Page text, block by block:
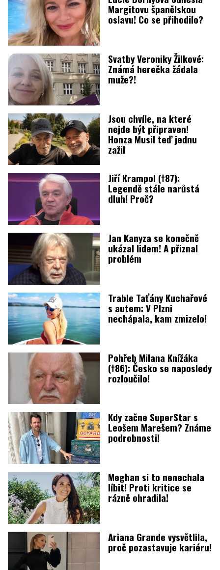
Margitovu španělskou
oslavu! Co se přihodilo?
Svatby Veroniky Žilkové:
Známá herečka žádala
muže?!
Jsou chvíle, na které
nejde být připraven!
Honza Musil teď jednu
zažil
Jiří Krampol (†87):
Legendě stále narůstá
dluh! Proč?
Jan Kanyza se konečně
ukázal lidem! A přiznal
problém
Trable Taťány Kuchařové
s autem: V Plzni
nechápala, kam zmizelo!
Pohřeb Milana Knížáka
(†86): Česko se naposledy
rozloučilo!
Kdy začne SuperStar s
Leošem Marešem? Známe
podrobnosti!
Meghan si to nenechala
líbit! Proti kritice se
rázně ohradila!
Ariana Grande vysvětlila,
proč pozastavuje kariéru!